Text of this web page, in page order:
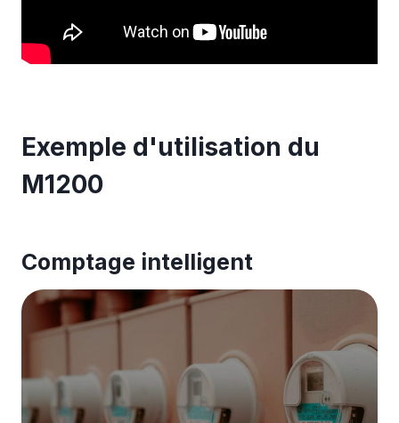
Exemple d'utilisation du
M1200
Comptage intelligent